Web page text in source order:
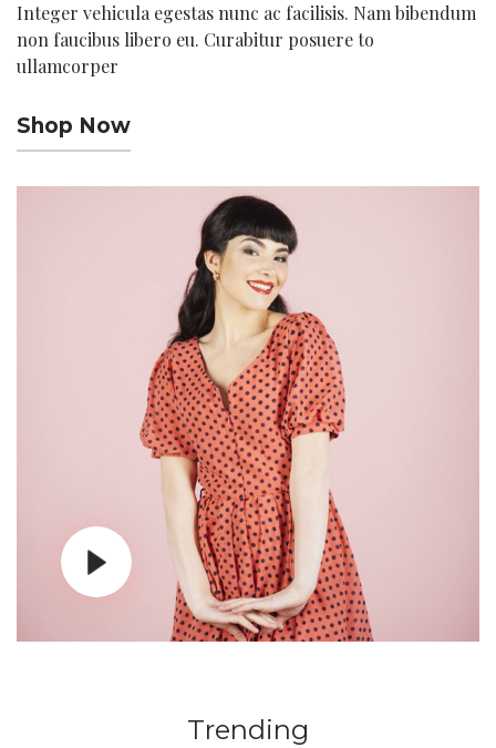
Integer vehicula egestas nunc ac facilisis. Nam bibendum
non faucibus libero eu. Curabitur posuere to
ullamcorper
Shop Now
Trending